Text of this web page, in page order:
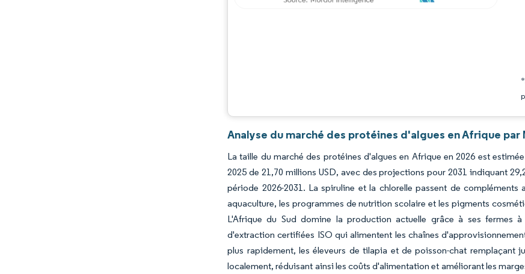
Analyse du marché des protéines d'algues en Afrique
La taille du marché des protéines d'algues en Afrique en 2026 est
2025 de 21,70 millions USD, avec des projections pour 2031 indiquant
période 2026-2031. La spiruline et la chlorelle passent de
aquaculture, les programmes de nutrition scolaire et les pigments
L'Afrique du Sud domine la production actuelle grâce à ses fermes
d'extraction certifiées ISO qui alimentent les chaînes
plus rapidement, les éleveurs de tilapia et de poisson-chat remplaçant
localement, réduisant ainsi les coûts d'alimentation et améliorant les